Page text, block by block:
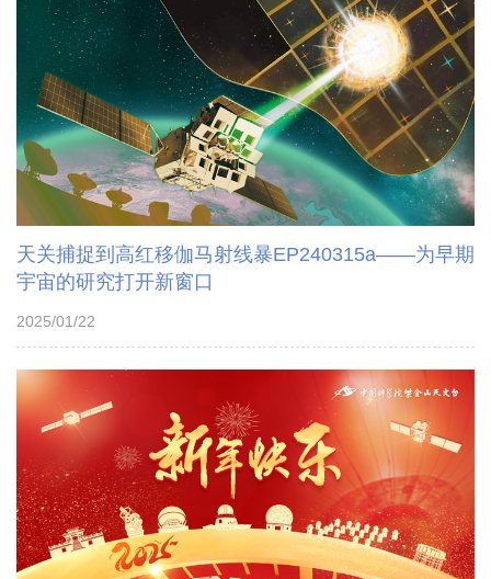
天关捕捉到高红移伽马射线暴EP240315a——为早期
宇宙的研究打开新窗口
2025/01/22